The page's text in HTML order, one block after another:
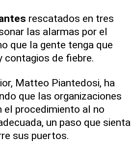
rescatados en tres
las alarmas por el
que la gente tenga que
contagios de fiebre.
Matteo Piantedosi, ha
que las organizaciones
el procedimiento al no
un paso que sienta
sus puertos.